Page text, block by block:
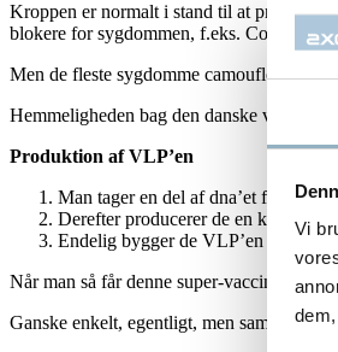
Vi
Kroppen er normalt i stand til at
blokere for sygdommen, f.eks. Covid-19.
Men de fleste sygdomme camouflerer sig
Hemmeligheden bag den danske vaccine
Produktion af VLP’en
Man tager en del af dna’et fra den
Derefter producerer de en kunstig
Endelig bygger de VLP’en op, så
Når man så får denne super-vaccine, vil
Ganske enkelt, egentligt, men samtidig